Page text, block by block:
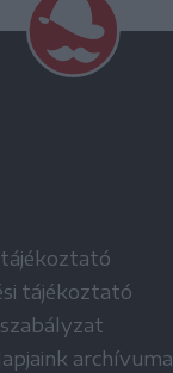
tájékoztató
archívuma